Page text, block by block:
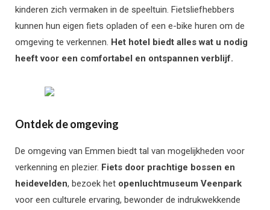
kinderen zich vermaken in de speeltuin. Fietsliefhebbers
kunnen hun eigen fiets opladen of een e-bike huren om de
omgeving te verkennen. Het hotel biedt alles wat u nodig
heeft voor een comfortabel en ontspannen verblijf.
Ontdek de omgeving
De omgeving van Emmen biedt tal van mogelijkheden voor
verkenning en plezier. Fiets door prachtige bossen en
heidevelden, bezoek het openluchtmuseum Veenpark
voor een culturele ervaring, bewonder de indrukwekkende